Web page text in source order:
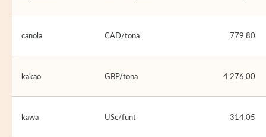
canola CAD/tona 779,80
kakao GBP/tona 4 276,00
kawa USc/funt 314,05